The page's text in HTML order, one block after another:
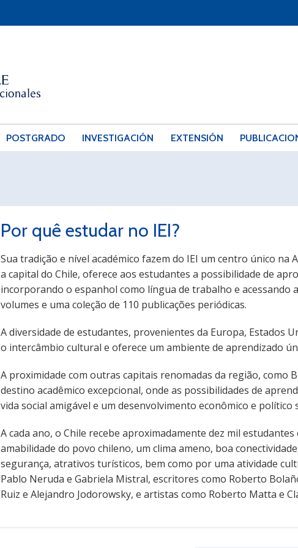
POSTGRADO INVESTIGACIÓN EXTENSIÓN
Por quê estudar no IEI?
Sua tradição e nível académico fazem do IEI um centro único na
a capital do Chile, oferece aos estudantes a possibilidade de
incorporando o espanhol como língua de trabalho e acessando
volumes e uma coleção de 110 publicações periódicas.
A diversidade de estudantes, provenientes da Europa, Estados
o intercâmbio cultural e oferece um ambiente de aprendizado
A proximidade com outras capitais renomadas da região, como
destino acadêmico excepcional, onde as possibilidades de
vida social amigável e um desenvolvimento econômico e político
A cada ano, o Chile recebe aproximadamente dez mil
amabilidade do povo chileno, um clima ameno, boa
segurança, atrativos turísticos, bem como por uma atividade
Pablo Neruda e Gabriela Mistral, escritores como Roberto
Ruiz e Alejandro Jodorowsky, e artistas como Roberto Matta e